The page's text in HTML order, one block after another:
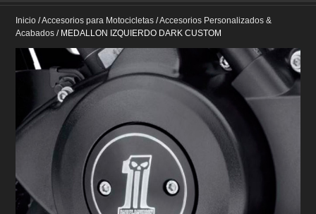
Inicio /Accesorios para Motocicletas /Accesorios Personalizados &
Acabados / MEDALLON IZQUIERDO DARK CUSTOM